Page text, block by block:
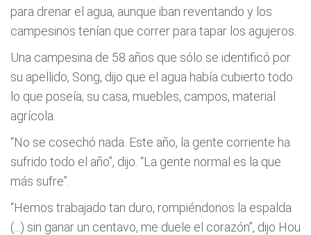
para drenar el agua, aunque iban reventando y los
campesinos tenían que correr para tapar los agujeros.
Una campesina de 58 años que sólo se identificó por
su apellido, Song, dijo que el agua había cubierto todo
lo que poseía; su casa, muebles, campos, material
agrícola.
“No se cosechó nada. Este año, la gente corriente ha
sufrido todo el año”, dijo. “La gente normal es la que
más sufre”.
“Hemos trabajado tan duro, rompiéndonos la espalda
(...) sin ganar un centavo, me duele el corazón”, dijo Hou